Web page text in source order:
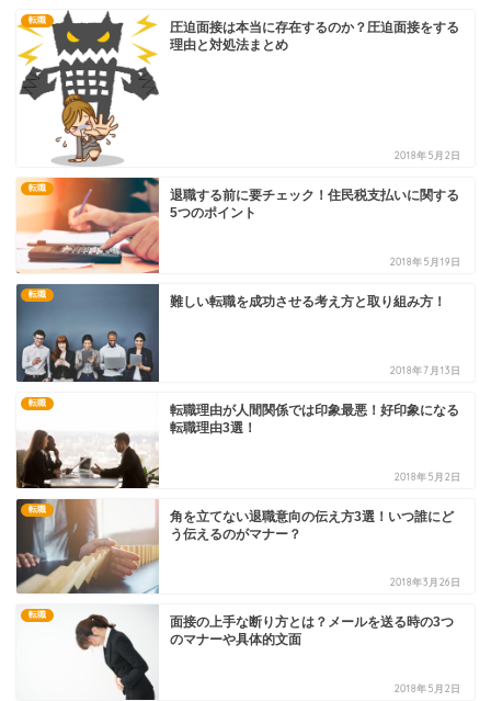
転職
圧迫面接は本当に存在するのか？圧迫面接をする
理由と対処法まとめ
2018年5月2日
転職
退職する前に要チェック！住民税支払いに関する
5つのポイント
2018年5月19日
転職 難しい転職を成功させる考え方と取り組み方！
2018年7月13日
転職
転職理由が人間関係では印象最悪！好印象になる
転職理由3選！
2018年5月2日
転職
角を立てない退職意向の伝え方3選！いつ誰にど
う伝えるのがマナー？
2018年3月26日
転職
面接の上手な断り方とは？メールを送る時の3つ
のマナーや具体的文面
2018年5月2日